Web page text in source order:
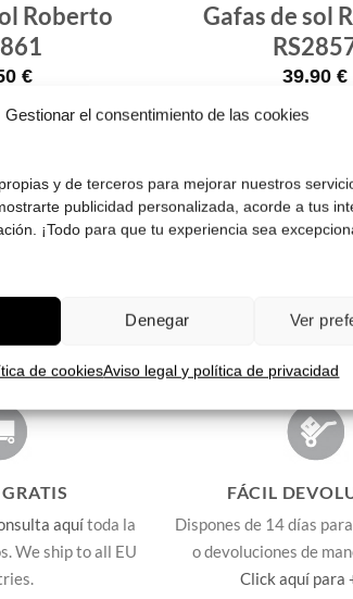
Gestionar el consentimiento de las cookies
y de terceros para mejorar nuestros
publicidad personalizada, acorde a tus
¡Todo para que tu experiencia sea
Denegar Ver
de cookiesAviso legal y política de privacidad
Roberto
€
Gafas de sol
39.90 €
aquítoda la
We ship to all EU
FÁCIL
Dispones de 14 días
o devoluciones de
Click aquí para